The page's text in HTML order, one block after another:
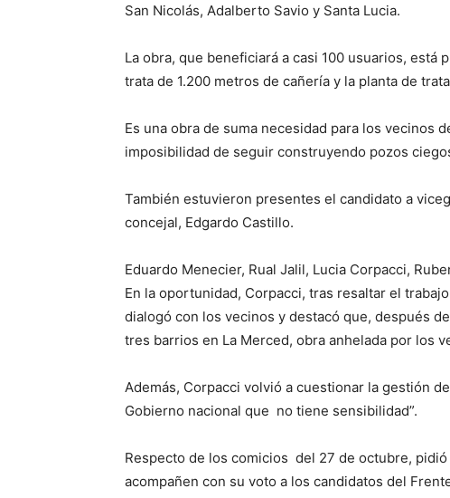
San Nicolás, Adalberto Savio y Santa Lucia.
La obra, que beneficiará a casi 100 usuarios, está
trata de 1.200 metros de cañería y la planta de
Es una obra de suma necesidad para los vecinos
imposibilidad de seguir construyendo pozos
También estuvieron presentes el candidato a
concejal, Edgardo Castillo.
Eduardo Menecier, Rual Jalil, Lucia Corpacci,
En la oportunidad, Corpacci, tras resaltar el
dialogó con los vecinos y destacó que, después
tres barrios en La Merced, obra anhelada por los
Además, Corpacci volvió a cuestionar la gestión
Gobierno nacional que no tiene sensibilidad”.
Respecto de los comicios del 27 de octubre,
acompañen con su voto a los candidatos del